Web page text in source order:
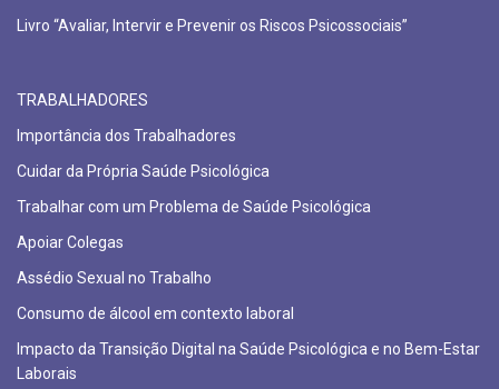
Livro “Avaliar, Intervir e Prevenir os Riscos Psicossociais”
TRABALHADORES
Importância dos Trabalhadores
Cuidar da Própria Saúde Psicológica
Trabalhar com um Problema de Saúde Psicológica
Apoiar Colegas
Assédio Sexual no Trabalho
Consumo de álcool em contexto laboral
Impacto da Transição Digital na Saúde Psicológica e no Bem-Estar
Laborais